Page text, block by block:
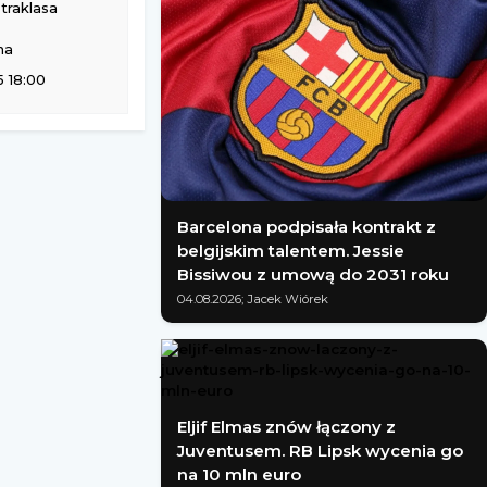
18:00
Barcelona podpisała kontrakt z
belgijskim talentem. Jessie
Bissiwou z umową do 2031 roku
04.08.2026; Jacek Wiórek
Eljif Elmas znów łączony z
Juventusem. RB Lipsk wycenia go
na 10 mln euro